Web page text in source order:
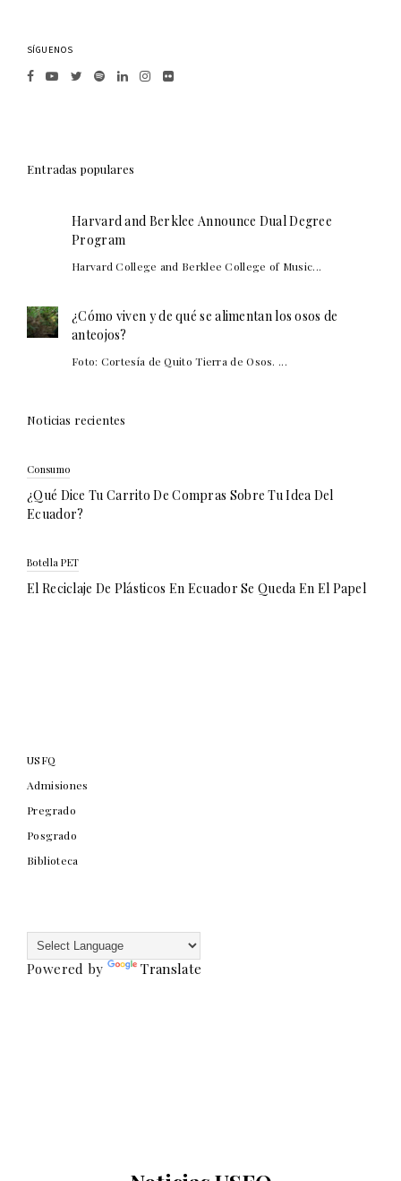
SÍGUENOS
Entradas populares
Harvard and Berklee Announce Dual Degree
Program
Harvard College and Berklee College of Music...
¿Cómo viven y de qué se alimentan los osos de
anteojos?
Foto: Cortesía de Quito Tierra de Osos. ...
Noticias recientes
Consumo
¿Qué Dice Tu Carrito De Compras Sobre Tu Idea Del
Ecuador?
Botella PET
El Reciclaje De Plásticos En Ecuador Se Queda En El Papel
USFQ
Admisiones
Pregrado
Posgrado
Biblioteca
Powered by Translate